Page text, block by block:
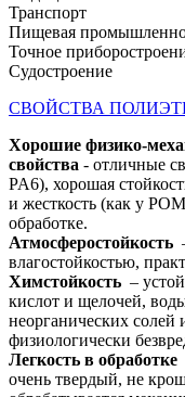
Транспорт
Пищевая
Точное
Судостроение
СВОЙСТВА
Хорошие физико-
свойства - отличные
PA6), хорошая
и жесткость (как у
обработке.
Атмосферостойкость
влагостойкостью,
Химстойкость –
кислот и щелочей,
неорганических
физиологически
Легкость в обработке
очень твердый, не